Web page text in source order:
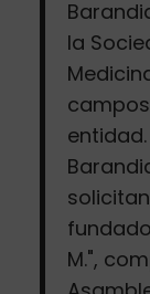
la
M.",